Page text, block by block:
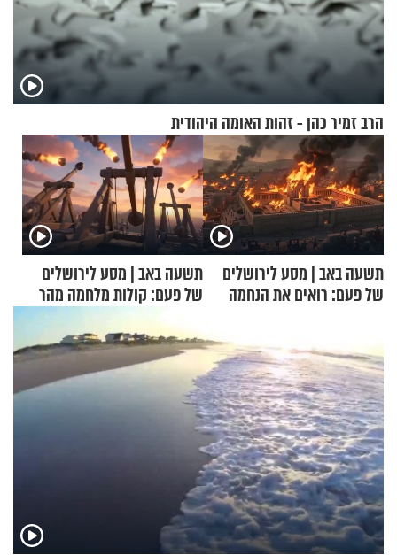
הרב זמיר כהן - זהות האומה היהודית
תשעה באב | מסע לירושלים
של פעם: רואים את הנחמה
תשעה באב | מסע לירושלים
של פעם: קולות מלחמה מהר